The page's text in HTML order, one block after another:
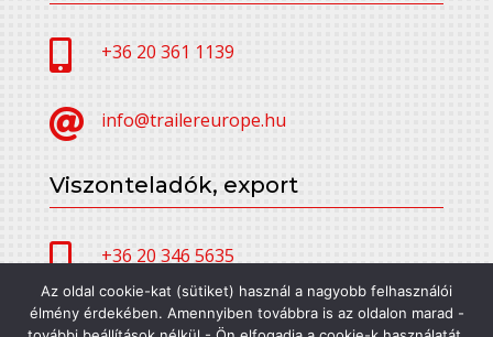
 +36 20 361 1139
 info@trailereurope.hu
Viszonteladók, export
 +36 20 346 5635
 alfatrailer@trailereurope.hu
Az oldal cookie-kat (sütiket) használ a nagyobb felhasználói
élmény érdekében. Amennyiben továbbra is az oldalon marad -